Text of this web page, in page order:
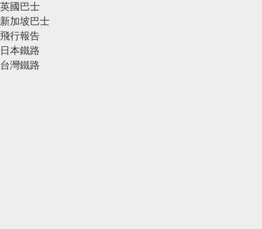
英國巴士
新加坡巴士
飛行報告
日本鐵路
台灣鐵路